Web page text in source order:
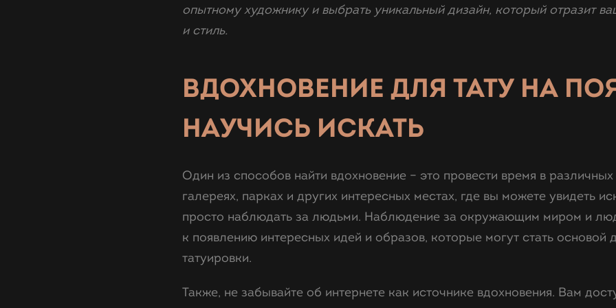
опытному художнику и выбрать уникальный дизайн, который отразит
и стиль.
ВДОХНОВЕНИЕ ДЛЯ ТАТУ НА
НАУЧИСЬ ИСКАТЬ
Один из способов найти вдохновение – это провести время в различных
галереях, парках и других интересных местах, где вы можете увидеть
просто наблюдать за людьми. Наблюдение за окружающим миром и
к появлению интересных идей и образов, которые могут стать основой
татуировки.
Также, не забывайте об интернете как источнике вдохновения. Вам